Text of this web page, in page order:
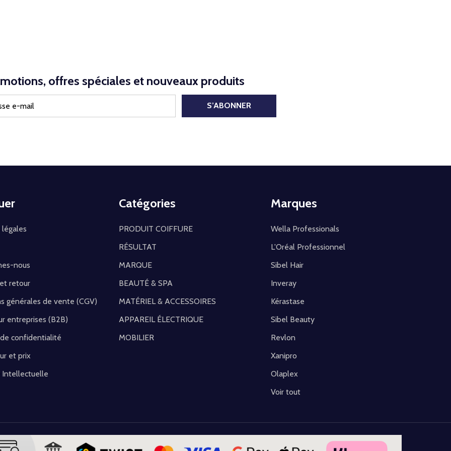
offres spéciales et nouveaux produits
S’ABONNER
nous
retour
générales de vente (CGV)
entreprises (B2B)
confidentialité
et prix
Intellectuelle
Catégories
PRODUIT COIFFURE
RÉSULTAT
MARQUE
BEAUTÉ & SPA
MATÉRIEL & ACCESSOIRES
APPAREIL ÉLECTRIQUE
MOBILIER
Marques
Wella Professionals
L'Oréal Professionnel
Sibel Hair
Inveray
Kérastase
Sibel Beauty
Revlon
Xanipro
Olaplex
Voir tout